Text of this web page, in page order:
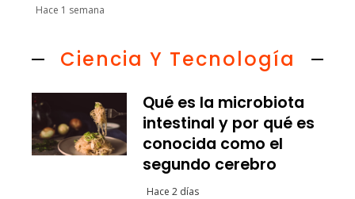
Hace 1 semana
Ciencia Y Tecnología
Qué es la microbiota
intestinal y por qué es
conocida como el
segundo cerebro
Hace 2 días